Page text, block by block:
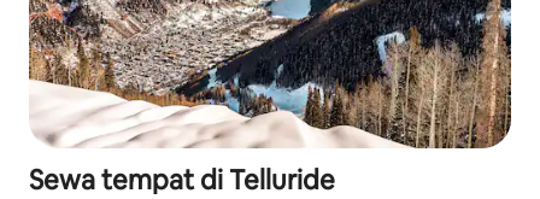
Sewa tempat di Telluride